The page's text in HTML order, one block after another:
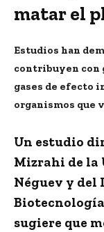
matar el
Estudios han
contribuyen con
gases de efecto
organismos que
Un estudio
Mizrahi de la
Néguev y
sugiere que